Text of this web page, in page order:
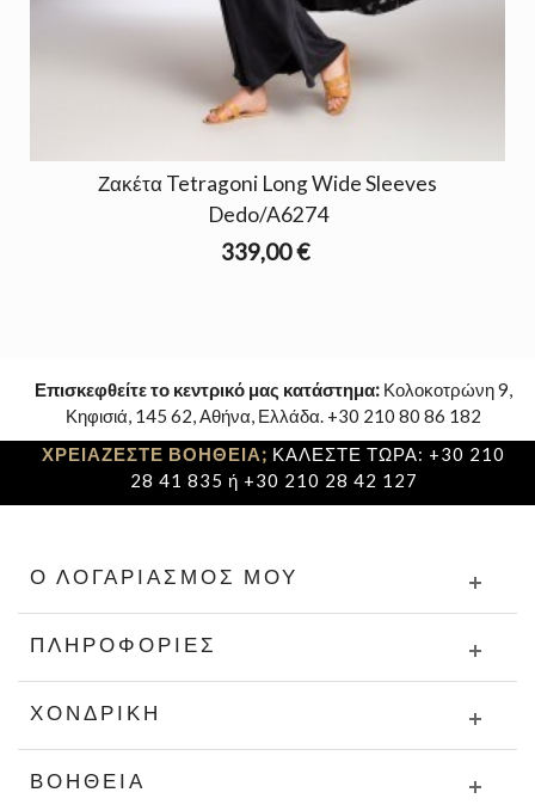
Ζακέτα Tetragoni Long Wide Sleeves
Dedo/A6274
339,00 €
Επισκεφθείτε το κεντρικό μας κατάστημα: Κολοκοτρώνη 9,
Κηφισιά, 145 62, Αθήνα, Ελλάδα. +30 210 80 86 182
ΧΡΕΙΑΖΕΣΤΕ ΒΟΗΘΕΙΑ; ΚΑΛΕΣΤΕ ΤΩΡΑ: +30 210
28 41 835 ή +30 210 28 42 127
Ο ΛΟΓΑΡΙΑΣΜΌΣ ΜΟΥ
ΠΛΗΡΟΦΟΡΊΕΣ
ΧΟΝΔΡΙΚΉ
ΒΟΉΘΕΙΑ